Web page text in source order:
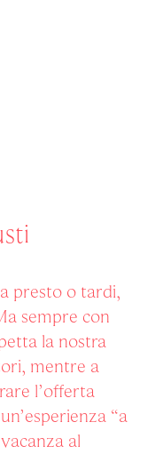
presto o tardi,
sempre con
la nostra
mentre a
l’offerta
“a
al